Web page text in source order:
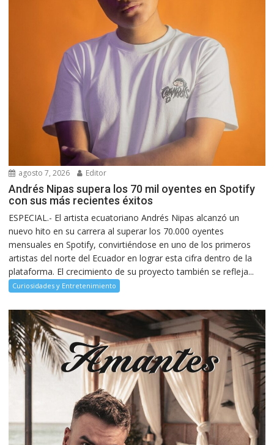
agosto 7, 2026 Editor
Andrés Nipas supera los 70 mil oyentes en Spotify
con sus más recientes éxitos
ESPECIAL.- El artista ecuatoriano Andrés Nipas alcanzó un
nuevo hito en su carrera al superar los 70.000 oyentes
mensuales en Spotify, convirtiéndose en uno de los primeros
artistas del norte del Ecuador en lograr esta cifra dentro de la
plataforma. El crecimiento de su proyecto también se refleja...
Curiosidades y Entretenimiento